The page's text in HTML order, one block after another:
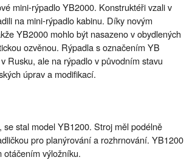
mini-rýpadlo YB2000. Konstruktéři vzali v
na mini-rýpadlo kabinu. Díky novým
YB2000 mohlo být nasazeno v obydlených
ozvěnou. Rýpadla s označením YB
Rusku, ale na rýpadlo v původním stavu
úprav a modifikací.
stal model YB1200. Stroj měl podélně
pro planýrování a rozhrnování. YB1200
otáčením výložníku.